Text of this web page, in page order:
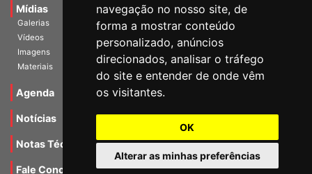
navegação no nosso site, de
forma a mostrar conteúdo
personalizado, anúncios
direcionados, analisar o tráfego
do site e entender de onde vêm
os visitantes.
OK
Alterar as minhas preferências
Mídias
Galerias
Vídeos
Imagens
Materiais
Agenda
Notícias
Notas Técnicas
Fale Conocsco